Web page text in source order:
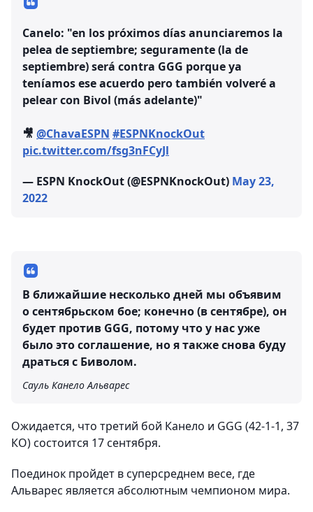
Canelo: "en los próximos días anunciaremos la
pelea de septiembre; seguramente (la de
septiembre) será contra GGG porque ya
teníamos ese acuerdo pero también volveré a
pelear con Bivol (más adelante)"
🎥 @ChavaESPN #ESPNKnockOut
pic.twitter.com/fsg3nFCyJl
— ESPN KnockOut (@ESPNKnockOut) May 23,
2022
В ближайшие несколько дней мы объявим
о сентябрьском бое; конечно (в сентябре), он
будет против GGG, потому что у нас уже
было это соглашение, но я также снова буду
драться с Биволом.
Сауль Канело Альварес
Ожидается, что третий бой Канело и GGG (42-1-1, 37
КО) состоится 17 сентября.
Поединок пройдет в суперсреднем весе, где
Альварес является абсолютным чемпионом мира.